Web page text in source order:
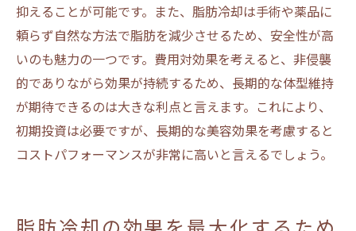
抑えることが可能です。また、脂肪冷却は手術や薬品に
頼らず自然な方法で脂肪を減少させるため、安全性が高
いのも魅力の一つです。費用対効果を考えると、非侵襲
的でありながら効果が持続するため、長期的な体型維持
が期待できるのは大きな利点と言えます。これにより、
初期投資は必要ですが、長期的な美容効果を考慮すると
コストパフォーマンスが非常に高いと言えるでしょう。